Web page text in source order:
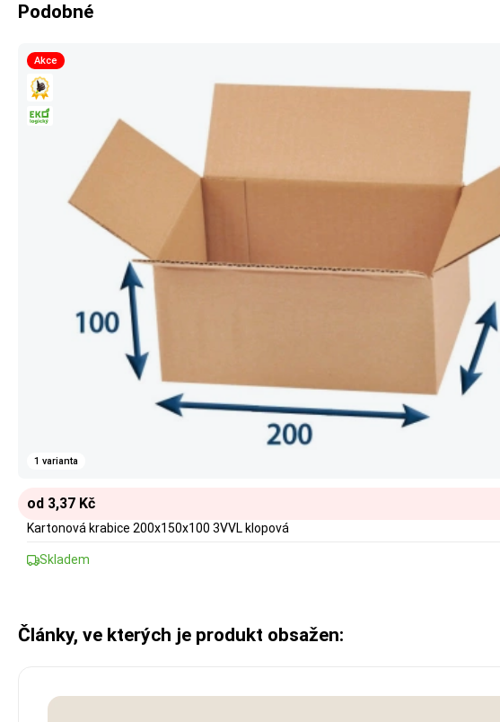
Podobné
Akce
1 varianta
od 3,37 Kč
Kartonová krabice 200x150x100 3VVL klopová
Skladem
Články, ve kterých je produkt obsažen: